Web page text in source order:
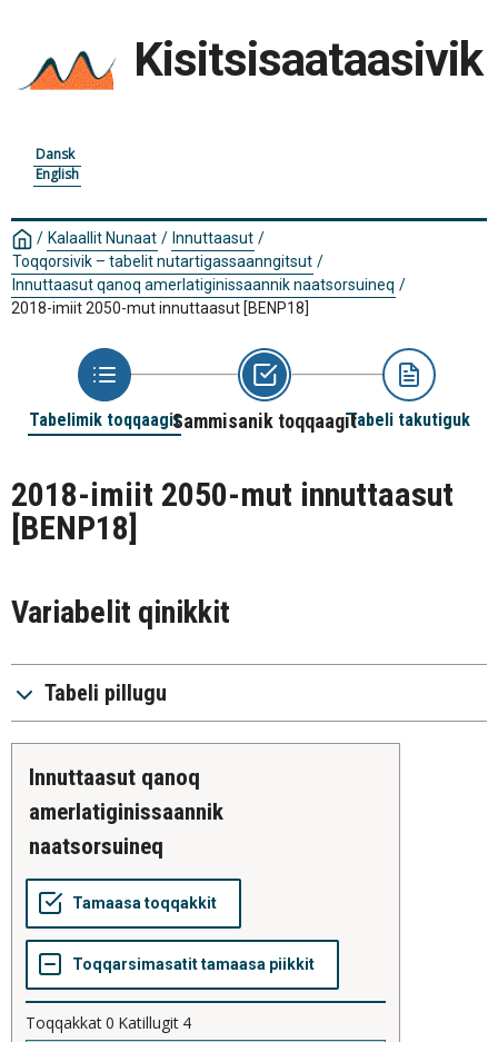
Kisitsisaataasivik
Dansk
English
/ Kalaallit Nunaat / Innuttaasut /
Toqqorsivik – tabelit nutartigassaanngitsut /
Innuttaasut qanoq amerlatiginissaannik naatsorsuineq /
2018-imiit 2050-mut innuttaasut [BENP18]
Tabelimik toqqaagitSammisanik toqqaagitTabeli takutiguk
2018-imiit 2050-mut innuttaasut
[BENP18]
Variabelit qinikkit
Tabeli pillugu
innuttaasut qanoq
amerlatiginissaannik
naatsorsuineq
Toqqakkat0 Katillugit 4